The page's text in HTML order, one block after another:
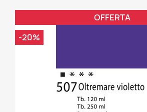
OFFERTA
-20%